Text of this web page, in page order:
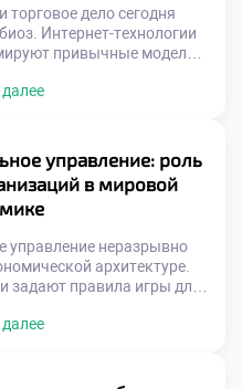
дело сегодня
Интернет-технологии
привычные модели
Бизнес-процессы
Скорость принятия
благодаря данным.
требует актуальных
Специалисты должны
управление: роль
в мировой
управление неразрывно
архитектуре.
правила игры для
погрузилась бы в хаос